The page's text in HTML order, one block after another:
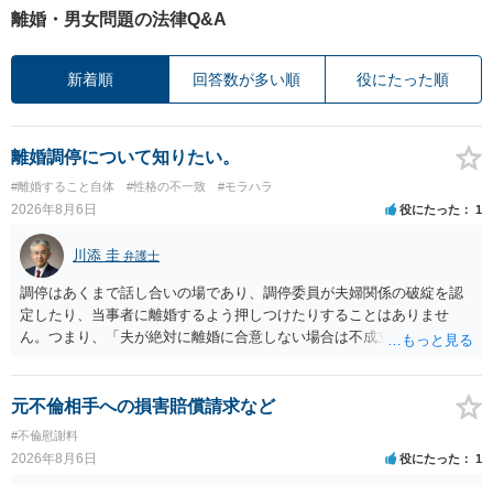
離婚・男女問題の法律Q&A
新着順 回答数が多い順 役にたった順
離婚調停について知りたい。
#離婚すること自体 #性格の不一致 #モラハラ
2026年8月6日 役にたった 1
川添 圭 弁護士
調停はあくまで話し合いの場であり、調停委員が夫婦関係の破綻を認
定したり、当事者に離婚するよう押しつけたりすることはありませ
ん。つまり、「夫が絶対に離婚に合意しない場合は不成立になり」、
きません。 調停段階での離婚成立を希望するなら、夫が離婚に前向き
になるような条件提示をする等、模索するほかありません（極端な話
をいえば、夫から「この条件なら離婚してもよい」として提示された
条件を全部丸呑みする、という方法しかないかもしれません）。た
だ、離婚訴訟をしたくないという考えを見透かされてしまうと、逆に
元不倫相手への損害賠償請求など
#不倫慰謝料
2026年8月6日 役にたった 1